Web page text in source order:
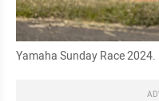
Yamaha Sunday Race